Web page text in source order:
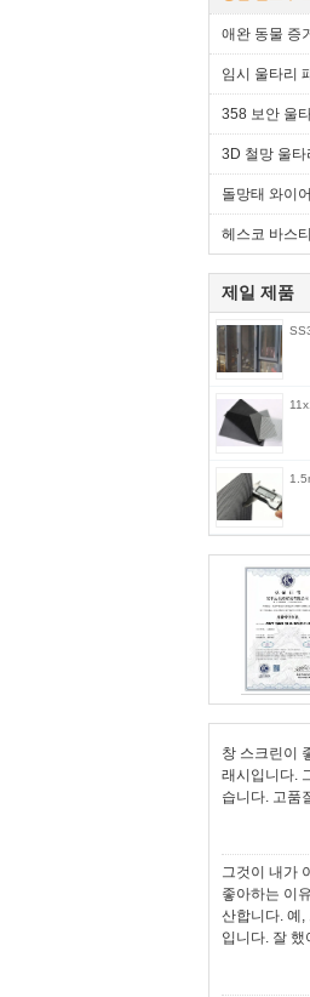
애완 동물 증
임시 울타리
358 보안 울
3D 철망 울타
돌망태 와이
헤스코 바스
제일 제품
창 스크린이
래시입니다.
습니다. 고품
그것이 내가
좋아하는 이
산합니다. 예,
입니다. 잘 했